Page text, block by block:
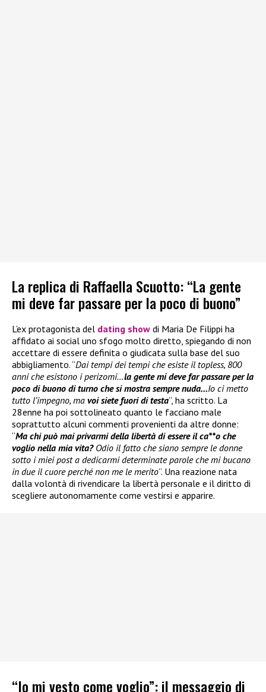
La replica di Raffaella Scuotto: “La gente
mi deve far passare per la poco di buono”
L’ex protagonista del dating show di Maria De Filippi ha
affidato ai social uno sfogo molto diretto, spiegando di non
accettare di essere definita o giudicata sulla base del suo
abbigliamento. “Dai tempi dei tempi che esiste il topless, 800
anni che esistono i perizomi…la gente mi deve far passare per la
poco di buono di turno che si mostra sempre nuda…Io ci metto
tutto l’impegno, ma voi siete fuori di testa”, ha scritto. La
28enne ha poi sottolineato quanto le facciano male
soprattutto alcuni commenti provenienti da altre donne:
“Ma chi può mai privarmi della libertà di essere il ca**o che
voglio nella mia vita? Odio il fatto che siano sempre le donne
sotto i miei post a dedicarmi determinate parole che mi bucano
in due il cuore perché non me le merito”. Una reazione nata
dalla volontà di rivendicare la libertà personale e il diritto di
scegliere autonomamente come vestirsi e apparire.
“Io mi vesto come voglio”: il messaggio di